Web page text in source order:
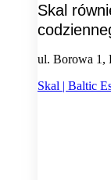
Skal
ul. Borowa 1,
Skal | Baltic